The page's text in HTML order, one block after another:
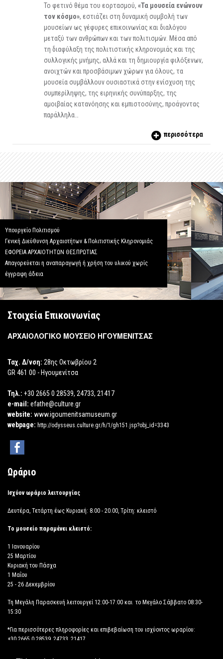
Το φετινό θέμα του εορτασμού, «Τα μουσεία ενώνουν
τον κόσμο», εστιάζει στη δυναμική συμβολή των
μουσείων ως γέφυρες επικοινωνίας και διαλόγου
μεταξύ των ανθρώπων και των πολιτισμών. Μέσα από
τη διαφύλαξη της πολιτιστικής κληρονομιάς και της
συλλογικής μνήμης, αλλά και τη δημιουργία φιλόξενων,
ανοιχτών και προσβάσιμων χώρων για όλους, τα
μουσεία συμβάλλουν ουσιαστικά στην ενίσχυση της
συμπερίληψης, της ειρηνικής συνύπαρξης, της
αμοιβαίας κατανόησης και εμπιστοσύνης, προάγοντας
παράλληλα…
περισσότερα
Υπουργείο Πολιτισμού
Γενική Διεύθυνση Αρχαιοτήτων & Πολιτιστικής Κληρονομιάς
ΕΦΟΡΕΙΑ ΑΡΧΑΙΟΤΗΤΩΝ ΘΕΣΠΡΩΤΙΑΣ
Απαγορεύεται η αναπαραγωγή ή χρήση του υλικού χωρίς
έγγραφη άδεια
Στοιχεία Επικοινωνίας
ΑΡΧΑΙΟΛΟΓΙΚΟ ΜΟΥΣΕΙΟ ΗΓΟΥΜΕΝΙΤΣΑΣ
Ταχ. Δ/νση: 28ης Οκτωβρίου 2
GR 461 00 - Ηγουμενίτσα
Τηλ.: +30 2665 0 28539, 24733, 21417
e-mail: efathe@culture.gr
website: www.igoumenitsamuseum.gr
webpage: http://odysseus.culture.gr/h/1/gh151.jsp?obj_id=3343
Ωράριο
Ισχύον ωράριο λειτουργίας
Δευτέρα, Τετάρτη έως Κυριακή: 8.00 - 20.00, Τρίτη: κλειστό
Το μουσείο παραμένει κλειστό:
1 Ιανουαρίου
25 Μαρτίου
Κυριακή του Πάσχα
1 Μαΐου
25 - 26 Δεκεμβρίου
Τη Μεγάλη Παρασκευή λειτουργεί 12:00-17:00 και το Μεγάλο Σάββατο 08:30-
15:30
*Για περισσότερες πληροφορίες και επιβεβαίωση του ισχύοντος ωραρίου:
+30 2665 0 28539, 24733, 21417